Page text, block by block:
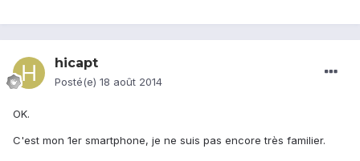
hicapt
Posté(e) 18 août 2014
OK.
C'est mon 1er smartphone, je ne suis pas encore très familier.